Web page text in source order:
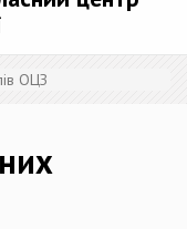
ОЦЗ